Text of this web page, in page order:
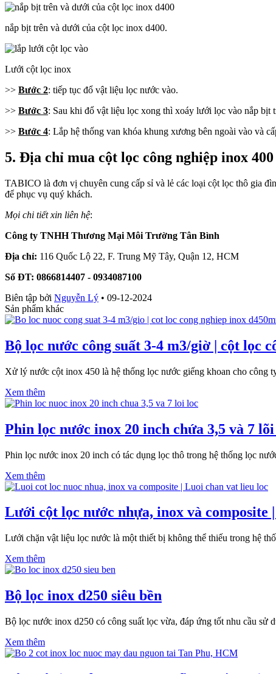
nắp bịt trên và dưới của cột lọc inox d400.
Lưới cột lọc inox
>> Bước 2: tiếp tục đổ vật liệu lọc nước vào.
>> Bước 3: Sau khi đổ vật liệu lọc xong thì xoáy lưới lọc vào nắp bịt
>> Bước 4: Lắp hệ thống van khóa khung xương bên ngoài vào và
5. Địa chỉ mua cột lọc công nghiệp inox 400
TABICO là đơn vị chuyên cung cấp sỉ và lẻ các loại cột lọc thô gia
để phục vụ quý khách.
Mọi chi tiết xin liên hệ:
Công ty TNHH Thương Mại Môi Trường Tân Bình
Địa chỉ: 116 Quốc Lộ 22, F. Trung Mỹ Tây, Quận 12, HCM
Số ĐT: 0866814407 - 0934087100
Biên tập bởi Nguyễn Lý • 09-12-2024
Sản phẩm khác
Bộ lọc nước công suất 3-4 m3/giờ | cột lọc
Xử lý nước cột inox 450 là hệ thống lọc nước giếng khoan cho công
Xem thêm
Phin lọc nước inox 20 inch chứa 3,5 và 7
Phin lọc nước inox 20 inch có tác dụng lọc thô trong hệ thống lọc
Xem thêm
Lưới cột lọc nước nhựa, inox và composite
Lưới chặn vật liệu lọc nước là một thiết bị không thể thiếu trong hệ
Xem thêm
Bộ lọc inox d250 siêu bền
Bộ lọc nước inox d250 có công suất lọc vừa, đáp ứng tốt nhu cầu sử
Xem thêm